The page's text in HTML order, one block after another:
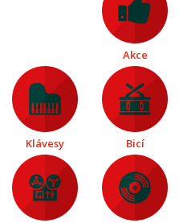
Akce
Klávesy Bicí